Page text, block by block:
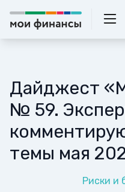
Дайджест
№ 59.
темы мая
Риски и